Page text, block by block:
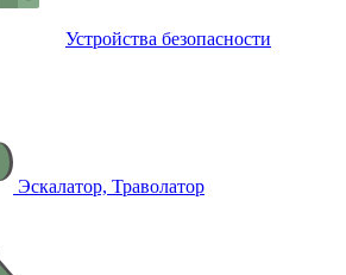
Устройства безопасности
Эскалатор, Траволатор